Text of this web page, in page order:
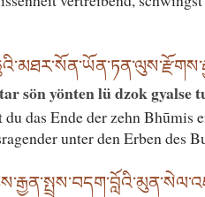
sön yönten lü dzok gyalse
das Ende der zehn
unter den Erben des